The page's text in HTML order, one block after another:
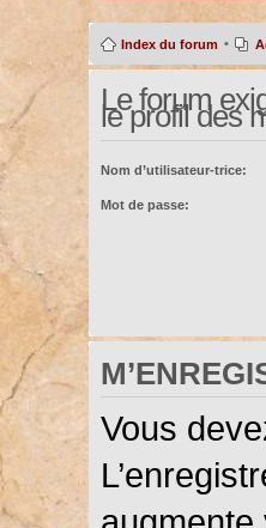
Index du forum •
Le forum
le profil des
Nom d’utilisateur-trice:
Mot de passe:
Vous